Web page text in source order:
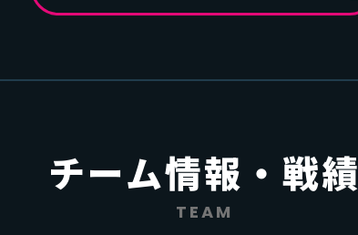
チーム情報・戦績
TEAM